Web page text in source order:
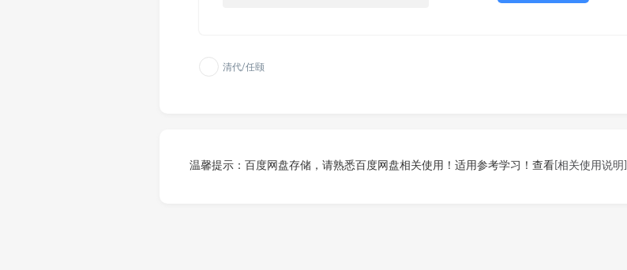
清代/任颐
温馨提示：百度网盘存储，请熟悉百度网盘相关使用！适用参考学习！查看[相关使用说明]